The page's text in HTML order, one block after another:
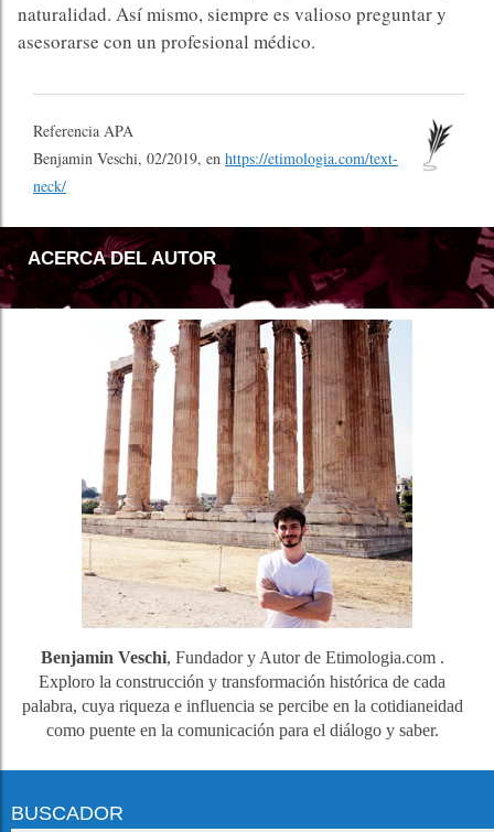
naturalidad. Así mismo, siempre es valioso preguntar y
asesorarse con un profesional médico.
Referencia APA
Benjamin Veschi, 02/2019, en https://etimologia.com/text-
neck/
ACERCA DEL AUTOR
Benjamin Veschi, Fundador y Autor de Etimologia.com .
Exploro la construcción y transformación histórica de cada
palabra, cuya riqueza e influencia se percibe en la cotidianeidad
como puente en la comunicación para el diálogo y saber.
BUSCADOR